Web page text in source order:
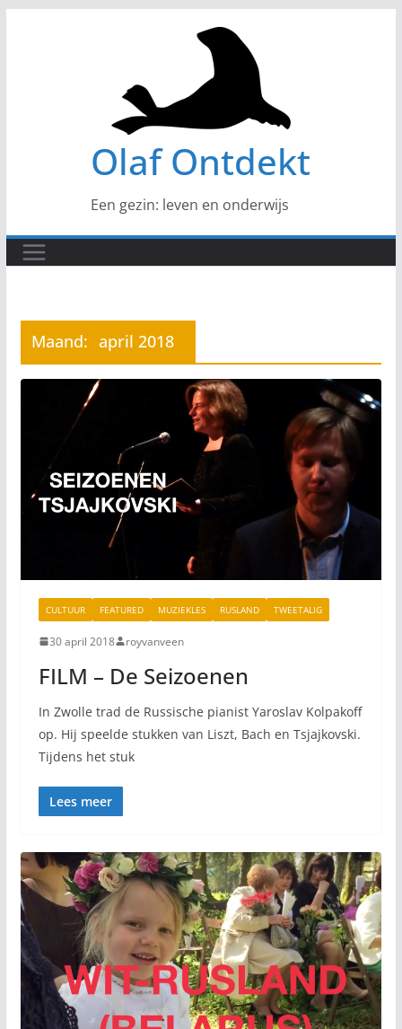
Olaf Ontdekt
Een gezin: leven en onderwijs
Maand: april 2018
CULTUUR FEATURED MUZIEKLES RUSLAND TWEETALIG
30 april 2018 royvanveen
FILM – De Seizoenen
In Zwolle trad de Russische pianist Yaroslav Kolpakoff
op. Hij speelde stukken van Liszt, Bach en Tsjajkovski.
Tijdens het stuk
Lees meer